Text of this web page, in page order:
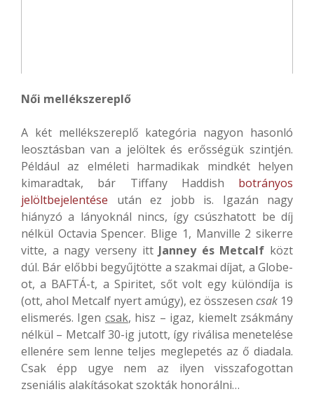
Női mellékszereplő
A két mellékszereplő kategória nagyon hasonló
leosztásban van a jelöltek és erősségük szintjén.
Például az elméleti harmadikak mindkét helyen
kimaradtak, bár Tiffany Haddish botrányos
jelöltbejelentése után ez jobb is. Igazán nagy
hiányzó a lányoknál nincs, így csúszhatott be díj
nélkül Octavia Spencer. Blige 1, Manville 2 sikerre
vitte, a nagy verseny ittJanney és Metcalf közt
dúl. Bár előbbi begyűjtötte a szakmai díjat, a Globe-
ot, a BAFTÁ-t, a Spiritet, sőt volt egy különdíja is
(ott, ahol Metcalf nyert amúgy), ez összesen csak 19
elismerés. Igen csak, hisz – igaz, kiemelt zsákmány
nélkül – Metcalf 30-ig jutott, így riválisa menetelése
ellenére sem lenne teljes meglepetés az ő diadala.
Csak épp ugye nem az ilyen visszafogottan
zseniális alakításokat szokták honorálni…